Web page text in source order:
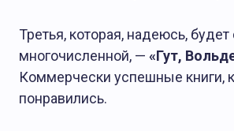
Третья, которая, надеюсь,
многочисленной, — «Гут,
Коммерчески успешные книги,
понравились.